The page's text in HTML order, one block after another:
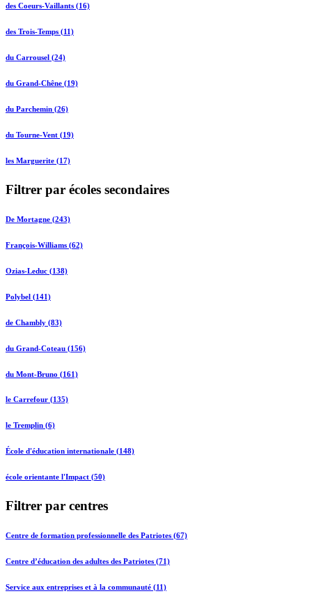
des Coeurs-Vaillants (16)
des Trois-Temps (11)
du Carrousel (24)
du Grand-Chêne (19)
du Parchemin (26)
du Tourne-Vent (19)
les Marguerite (17)
Filtrer par écoles secondaires
De Mortagne (243)
François-Williams (62)
Ozias-Leduc (138)
Polybel (141)
de Chambly (83)
du Grand-Coteau (156)
du Mont-Bruno (161)
le Carrefour (135)
le Tremplin (6)
École d'éducation internationale (148)
école orientante l'Impact (50)
Filtrer par centres
Centre de formation professionnelle des Patriotes (67)
Centre d’éducation des adultes des Patriotes (71)
Service aux entreprises et à la communauté (11)